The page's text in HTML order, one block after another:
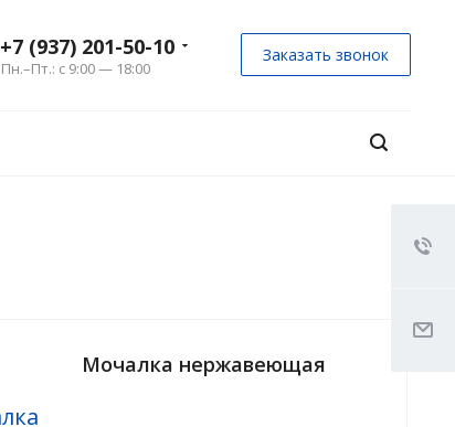
+7 (937) 201-50-10
Пн.–Пт.: с 9:00 — 18:00
Заказать звонок
Мочалка нержавеющая